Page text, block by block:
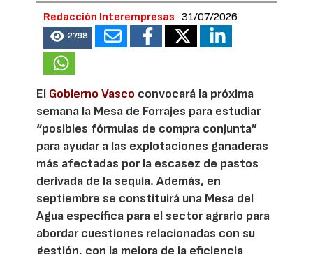
Redacción Interempresas 31/07/2026
2798
El Gobierno Vasco convocará la próxima
semana la Mesa de Forrajes para estudiar
“posibles fórmulas de compra conjunta”
para ayudar a las explotaciones ganaderas
más afectadas por la escasez de pastos
derivada de la sequía. Además, en
septiembre se constituirá una Mesa del
Agua específica para el sector agrario para
abordar cuestiones relacionadas con su
gestión, con la mejora de la eficiencia